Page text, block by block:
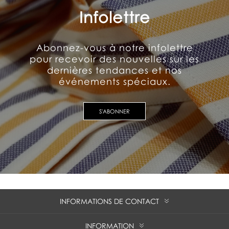
Infolettre
Abonnez-vous à notre infolettre
pour recevoir des nouvelles sur les
dernières tendances et nos
événements spéciaux.
S'ABONNER
INFORMATIONS DE CONTACT
INFORMATION